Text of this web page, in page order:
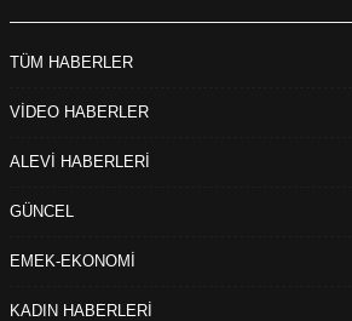
TÜM HABERLER
VİDEO HABERLER
ALEVİ HABERLERİ
GÜNCEL
EMEK-EKONOMİ
KADIN HABERLERİ